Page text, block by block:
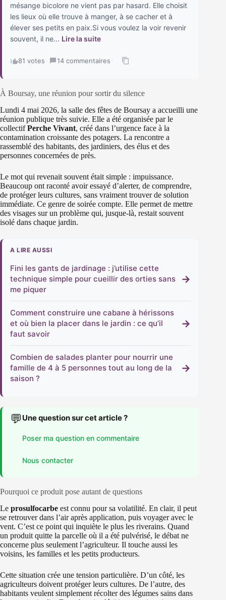
mésange bicolore ne vient pas par hasard. Elle choisit
les lieux où elle trouve à manger, à se cacher et à
élever ses petits en paix.Si vous voulez la voir revenir
souvent, il ne... Lire la suite
81 votes · 14 commentaires ·
À Boursay, une réunion pour sortir du silence
Lundi 4 mai 2026, la salle des fêtes de Boursay a accueilli une
réunion publique très suivie. Elle a été organisée par le
collectifPerche Vivant, créé dans l’urgence face à la
contamination croissante des potagers. La rencontre a
rassemblé des habitants, des jardiniers, des élus et des
personnes concernées de près.
Le mot qui revenait souvent était simple : impuissance.
Beaucoup ont raconté avoir essayé d’alerter, de comprendre,
de protéger leurs cultures, sans vraiment trouver de solution
immédiate. Ce genre de soirée compte. Elle permet de mettre
des visages sur un problème qui, jusque-là, restait souvent
isolé dans chaque jardin.
A LIRE AUSSI
Fini les gants de jardinage : j’utilise cette
technique simple pour cueillir des orties sans
me piquer
→
Comment construire une cabane à hérissons
et où bien la placer dans le jardin : ce qu’il
faut savoir
→
Combien de salades planter pour nourrir une
famille de 4 à 5 personnes tout au long de la
saison ?
→
💬 Une question sur cet article ?
Poser ma question en commentaire
Nous contacter
Pourquoi ce produit pose autant de questions
Le prosulfocarbe est connu pour sa volatilité. En clair, il peut
se retrouver dans l’air après application, puis voyager avec le
vent. C’est ce point qui inquiète le plus les riverains. Quand
un produit quitte la parcelle où il a été pulvérisé, le débat ne
concerne plus seulement l’agriculteur. Il touche aussi les
voisins, les familles et les petits producteurs.
Cette situation crée une tension particulière. D’un côté, les
agriculteurs doivent protéger leurs cultures. De l’autre, des
habitants veulent simplement récolter des légumes sains dans